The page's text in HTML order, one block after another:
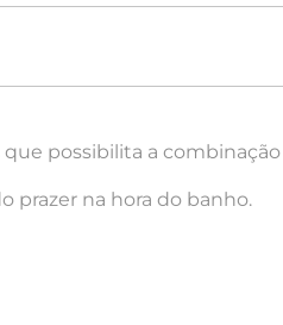
possibilita a
prazer na hora do banho.